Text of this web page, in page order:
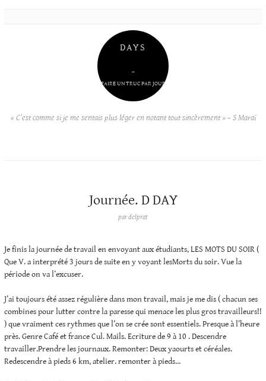
DAYS
–
FAIRE UN TRUC PAR JOUR
« C’est comme si je me sentais plus léger en notant tout sincèrement » – S Maraï
Journée. D DAY
pardelprat
Je finis la journée de travail en envoyant aux étudiants, LES MOTS DU SOIR (
Que V. a interprété 3 jours de suite en y voyant lesMorts du soir. Vue la
période on va l’excuser.
J’ai toujours été assez régulière dans mon travail, mais je me dis ( chacun ses
combines pour lutter contre la paresse qui menace les plus gros travailleurs!!
) que vraiment ces rythmes que l’on se crée sont essentiels. Presque à l’heure
près. Genre Café et france Cul. Mails. Ecriture de 9 à 10 . Descendre
travailler.Prendre les journaux. Remonter: Deux yaourts et céréales.
Redescendre à pieds 6 km, atelier. remonter à pieds…